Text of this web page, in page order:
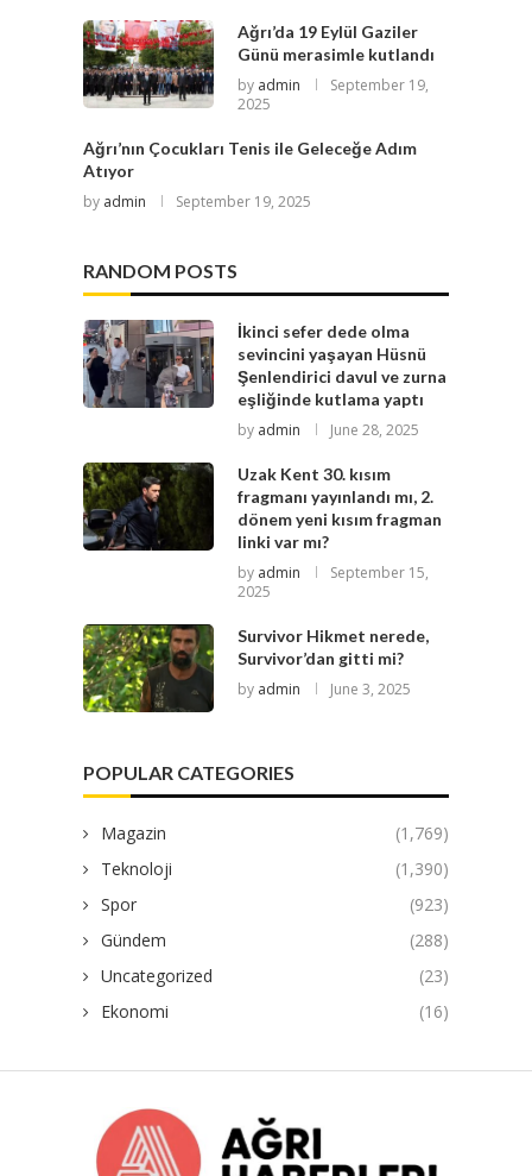
Ağrı’da 19 Eylül Gaziler
Günü merasimle kutlandı
by admin
September 19,
2025
Ağrı’nın Çocukları Tenis ile Geleceğe Adım
Atıyor
by admin September 19, 2025
RANDOM POSTS
İkinci sefer dede olma
sevincini yaşayan Hüsnü
Şenlendirici davul ve zurna
eşliğinde kutlama yaptı
by admin June 28, 2025
Uzak Kent 30. kısım
fragmanı yayınlandı mı, 2.
dönem yeni kısım fragman
linki var mı?
by admin
September 15,
2025
Survivor Hikmet nerede,
Survivor’dan gitti mi?
by admin June 3, 2025
POPULAR CATEGORIES
Magazin
(1,769)
Teknoloji
(1,390)
Spor
(923)
Gündem
(288)
Uncategorized
(23)
Ekonomi
(16)